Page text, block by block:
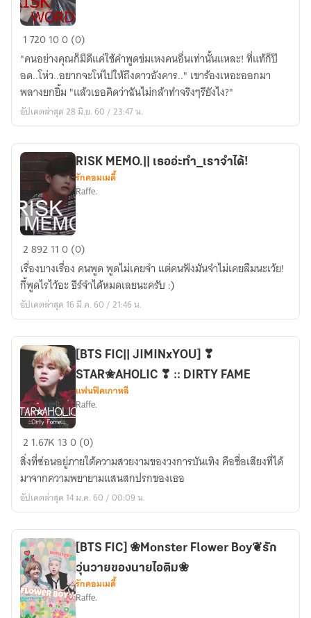
RISK
WORDS.
||
วาทะ(รัก)อันตราย!
1720100 (0)
"คนอย่างคุณก็มีดีแค่ใช้คำพูดข่มเหงคนอื่นเท่านั้นแหละ! ที่แท้ก็ป๊
อด..โห่ว..อยากจะโห่ไปให้ถึงดาวอังคาร.." เขาร้องเหอะออกมา
พลางยกยิ้ม "แล้วเธอคิดว่าฉันไม่กล้าทำจริงๆรึยังไง?"
อัปเดตล่าสุด 28 มิ.ย. 60 / 23:47 น.
RISK
MEMO.||
เธอ
อ่ะ
ทำ_เรา
ได้!
RISK MEMO.|| เธออ่ะทำ_เราจำได้!
รักคอมเมดี้
Raffe.
2892 110 (0)
เรื่องบางเรื่อง คนพูด พูดไม่เคยจำ แต่คนฟังมันจำไม่เคยลืมนะเว้ย!
กี้พูดไรไว้อะ ธีร์จำได้หมดเลยนะครับ :)
อัปเดตล่าสุด 16 มี.ค. 60 / 21:46 น.
[BTS
FIC||
JIMINxYOU]
❣
STAR✬AHOLIC
::
DIRTY
FAME
[BTS FIC|| JIMINxYOU] ❣
STAR✬AHOLIC ❣ :: DIRTY FAME
แฟนฟิคเกาหลี
Raffe.
2 1.67K 130 (0)
สิ่งที่ซ่อนอยู่ภายใต้ความสวยงามของวงการบันเทิง คือชื่อเสียงที่ได้
มาจากความพยายามแสนสกปรกของเธอ
อัปเดตล่าสุด 14 ม.ค. 60 / 00:09 น.
[BTS FIC] ❀Monster Flower Boy❦รัก
วุ่นวายของนายไอติม❀
รักคอมเมดี้
Raffe.